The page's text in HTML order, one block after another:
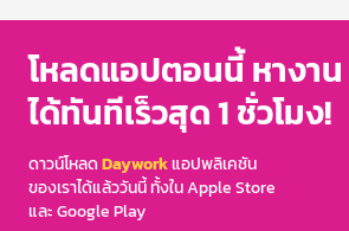
โหลดแอปตอนนี้ หางาน
ได้ทันทีเร็วสุด 1 ชั่วโมง!
ดาวน์โหลดDayworkแอปพลิเคชัน
ของเราได้แล้ววันนี้ ทั้งใน Apple Store
และ Google Play